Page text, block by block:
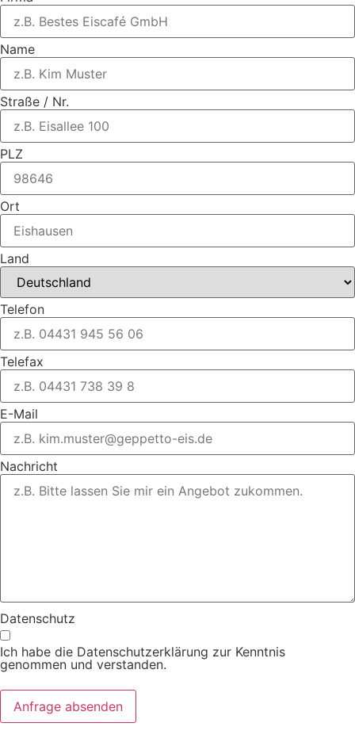
Name
Straße / Nr.
PLZ
Ort
Land
Telefon
Telefax
E-Mail
Nachricht
Datenschutz
Ich habe die Datenschutzerklärung zur Kenntnis
genommen und verstanden.
Anfrage absenden